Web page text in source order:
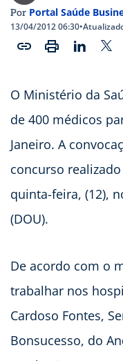
Por Portal Saúde
13/04/2012 06:30•
O Ministério da
de 400 médicos
Janeiro. A
concurso
quinta-feira, (12),
(DOU).
De acordo com o
trabalhar nos
Cardoso Fontes,
Bonsucesso, do